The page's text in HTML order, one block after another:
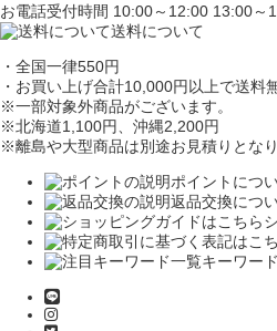
お電話受付時間 10:00～12:00 13:00～
送料について
・全国一律550円
・お買い上げ合計10,000円以上で送料
※一部対象外商品がございます。
※北海道1,100円 、沖縄2,200円
※離島や大型商品は別途お見積りとなり
ポイントにつ
返品交換につ
キーワー